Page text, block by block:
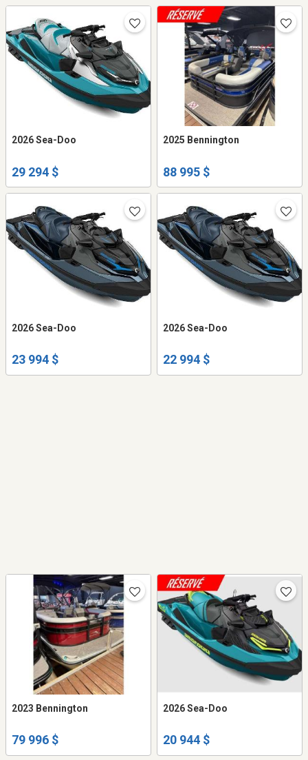
2026 Sea-Doo
29 294 $
2025 Bennington
88 995 $
2026 Sea-Doo
23 994 $
2026 Sea-Doo
22 994 $
2023 Bennington
79 996 $
2026 Sea-Doo
20 944 $